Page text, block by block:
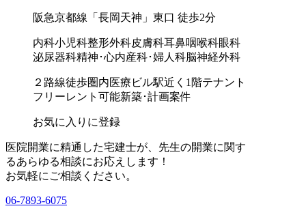
阪急京都線「⾧岡天神」東口 徒歩2分
内科小児科整形外科皮膚科耳鼻咽喉科眼科
泌尿器科精神･心内産科･婦人科脳神経外科
２路線徒歩圏内医療ビル駅近く 1階テナント
フリーレント可能新築･計画案件
お気に入りに登録
医院開業に精通した宅建士が、 先生の開業に関す
るあらゆる相談にお応えします！
お気軽にご相談ください。
06-7893-6075